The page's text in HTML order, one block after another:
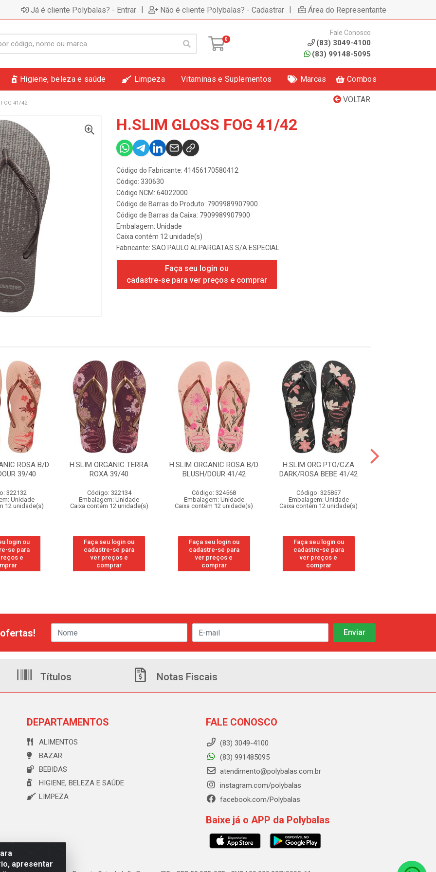
Já é cliente Polybalas? - Entrar | Não é cliente Polybalas? - Cadastrar | Área do Representante
0
Fale Conosco
(83) 3049-4100
(83) 99148-5095
Higiene, beleza e saúde Limpeza Vitaminas e Suplementos Marcas Combos
VOLTAR
41/42
H.SLIM GLOSS FOG 41/42
Código do Fabricante: 41456170580412
Código: 330630
Código NCM: 64022000
Código de Barras do Produto: 7909989907900
Código de Barras da Caixa: 7909989907900
Embalagem: Unidade
Caixa contém 12 unidade(s)
Fabricante: SAO PAULO ALPARGATAS S/A ESPECIAL
Faça seu login ou
cadastre-se para ver preços e comprar
ROSA B/D
39/40
322132
Unidade
12 unidade(s)
login ou
se para
e
H.SLIM ORGANIC TERRA
ROXA 39/40
Código: 322134
Embalagem: Unidade
Caixa contém 12 unidade(s)
Faça seu login ou
cadastre-se para
ver preços e
comprar
H.SLIM ORGANIC ROSA B/D
BLUSH/DOUR 41/42
Código: 324568
Embalagem: Unidade
Caixa contém 12 unidade(s)
Faça seu login ou
cadastre-se para
ver preços e
comprar
H.SLIM ORG PTO/CZA
DARK/ROSA BEBE 41/42
Código: 325857
Embalagem: Unidade
Caixa contém 12 unidade(s)
Faça seu login ou
cadastre-se para
ver preços e
comprar
apresentar
Títulos Notas Fiscais
DEPARTAMENTOS
ALIMENTOS
BAZAR
BEBIDAS
HIGIENE, BELEZA E SAÚDE
LIMPEZA
FALE CONOSCO
(83) 3049-4100
(83) 991485095
atendimento@polybalas.com.br
instagram.com/polybalas
facebook.com/Polybalas
Baixe já o APP da Polybalas